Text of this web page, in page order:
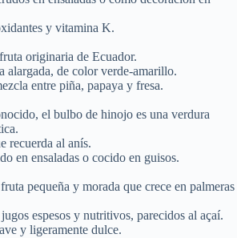
y vitamina K.
originaria de Ecuador.
alargada, de color verde-amarillo.
entre piña, papaya y fresa.
el bulbo de hinojo es una verdura
recuerda al anís.
en ensaladas o cocido en guisos.
pequeña y morada que crece en palmeras
jugos espesos y nutritivos, parecidos al açaí.
y ligeramente dulce.